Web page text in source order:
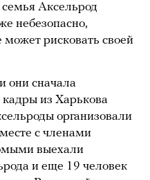
Аксельрод
небезопасно,
может рисковать своей
они сначала
кадры из Харькова
организовали
с членами
выехали
и еще 19 человек